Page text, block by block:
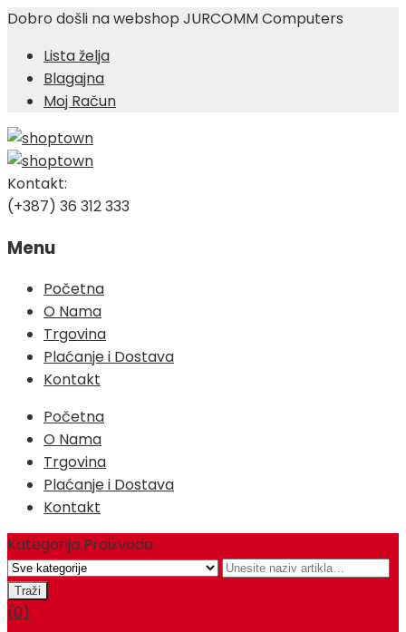
Dobro došli na webshop JURCOMM Computers
Lista želja
Blagajna
Moj Račun
Kontakt:
(+387) 36 312 333
Menu
Skip
content
Početna
O Nama
Trgovina
Plaćanje i Dostava
Kontakt
Početna
O Nama
Trgovina
Plaćanje i Dostava
Kontakt
Kategorija Proizvoda
(0)